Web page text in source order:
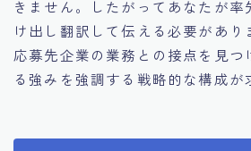
きません。したがってあなたが率
け出し翻訳して伝える必要があり
応募先企業の業務との接点を見つ
る強みを強調する戦略的な構成が